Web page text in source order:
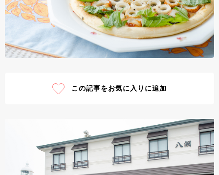
この記事をお気に入りに追加